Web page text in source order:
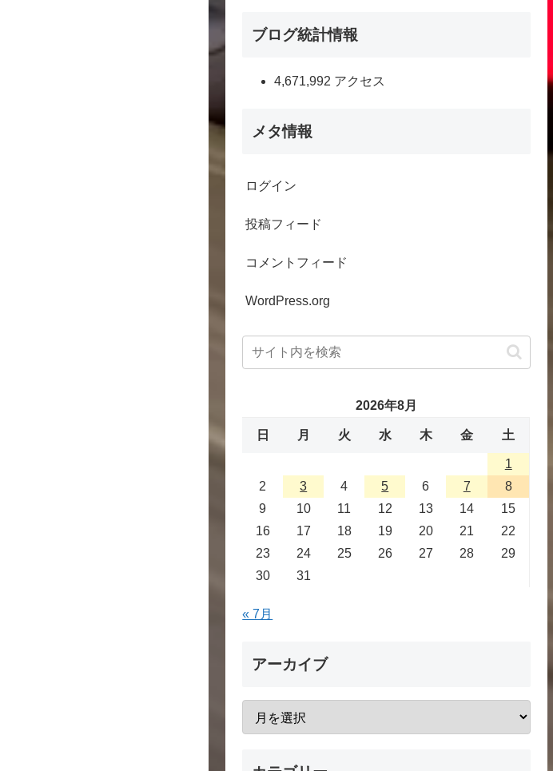
ブログ統計情報
4,671,992 アクセス
メタ情報
ログイン
投稿フィード
コメントフィード
WordPress.org
2026年8月
日 月 火 水 木 金 土
1
2
3 4 5 6 7
8
9
10 11 12 13 14
15
16
17 18 19 20 21
22
23
24 25 26 27 28
29
30
31
« 7月
アーカイブ